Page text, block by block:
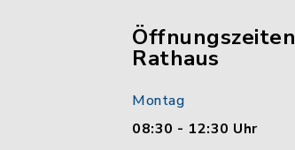
Öffnungszeiten
Rathaus
Montag
08:30 - 12:30 Uhr